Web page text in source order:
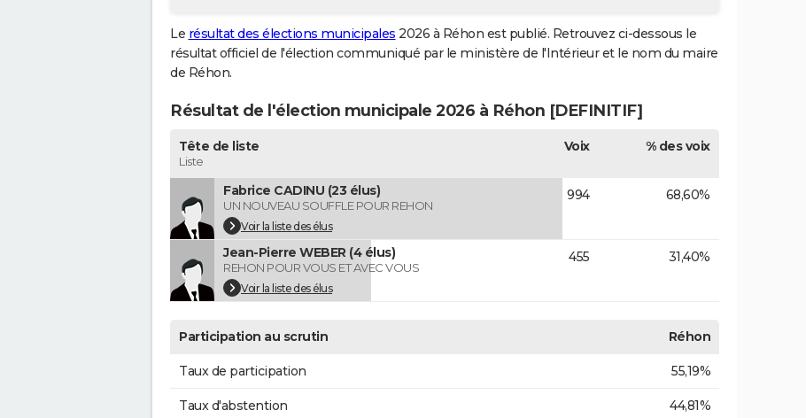
Le résultat des élections municipales 2026 à Réhon est publié. Retrouvez ci-dessous le
résultat officiel de l'élection communiqué par le ministère de l'Intérieur et le nom du maire
de Réhon.
Résultat de l'élection municipale 2026 à Réhon [DEFINITIF]
Tête de liste
Liste
Voix % des voix
Fabrice CADINU (23 élus)
UN NOUVEAU SOUFFLE POUR REHON
Voir la liste des élus
994 68,60%
Jean-Pierre WEBER (4 élus)
REHON POUR VOUS ET AVEC VOUS
Voir la liste des élus
455 31,40%
Participation au scrutin Réhon
Taux de participation 55,19%
Taux d'abstention 44,81%